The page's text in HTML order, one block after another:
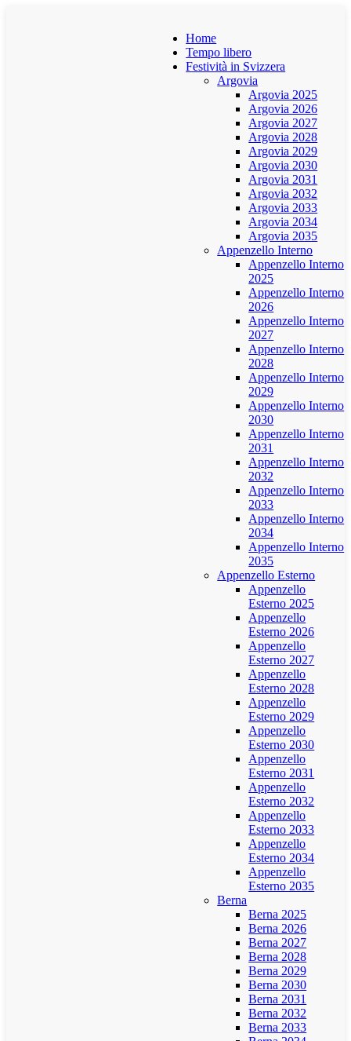
Home
Tempo libero
Festività in Svizzera
Argovia
Argovia 2025
Argovia 2026
Argovia 2027
Argovia 2028
Argovia 2029
Argovia 2030
Argovia 2031
Argovia 2032
Argovia 2033
Argovia 2034
Argovia 2035
Appenzello Interno
Appenzello Interno
2025
Appenzello Interno
2026
Appenzello Interno
2027
Appenzello Interno
2028
Appenzello Interno
2029
Appenzello Interno
2030
Appenzello Interno
2031
Appenzello Interno
2032
Appenzello Interno
2033
Appenzello Interno
2034
Appenzello Interno
2035
Appenzello Esterno
Appenzello
Esterno 2025
Appenzello
Esterno 2026
Appenzello
Esterno 2027
Appenzello
Esterno 2028
Appenzello
Esterno 2029
Appenzello
Esterno 2030
Appenzello
Esterno 2031
Appenzello
Esterno 2032
Appenzello
Esterno 2033
Appenzello
Esterno 2034
Appenzello
Esterno 2035
Berna
Berna 2025
Berna 2026
Berna 2027
Berna 2028
Berna 2029
Berna 2030
Berna 2031
Berna 2032
Berna 2033